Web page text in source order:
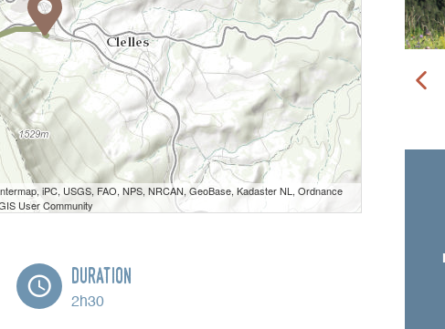
iPC, USGS, FAO, NPS, NRCAN, GeoBase, Kadaster NL, Ordnance
User Community
Duration
2h30